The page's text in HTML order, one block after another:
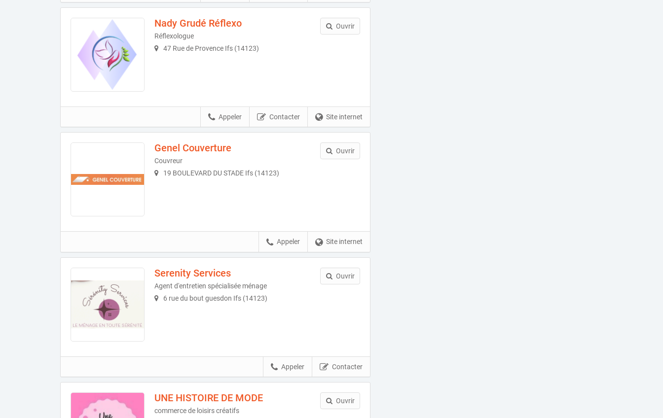
Nady Grudé Réflexo
Réflexologue
47 Rue de Provence Ifs (14123)
Ouvrir
Site internet
Contacter
Appeler
Genel Couverture
Couvreur
19 BOULEVARD DU STADE Ifs (14123)
Ouvrir
Site internet
Appeler
Serenity Services
Agent d'entretien spécialisée ménage
6 rue du bout guesdon Ifs (14123)
Ouvrir
Contacter
Appeler
UNE HISTOIRE DE MODE
commerce de loisirs créatifs
Ouvrir